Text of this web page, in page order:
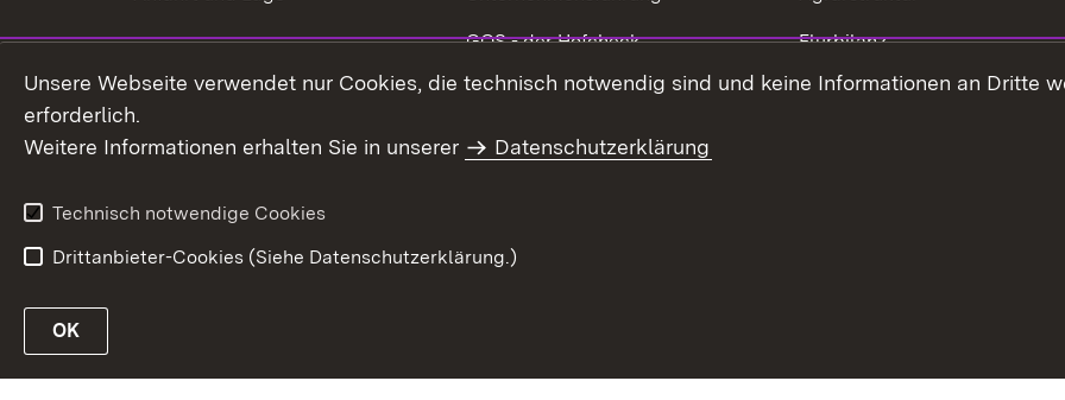
GQS - der Hofcheck
Ökonomik der Betriebszweige
Energieeffizienz
Flurbilanz
Kulturlandschaft
Unsere Webseite verwendet nur Cookies, die technisch notwendig sind und keine Informationen an Dritte
erforderlich.
Weitere Informationen erhalten Sie in unserer
Datenschutzerklärung
Technisch notwendige Cookies
Drittanbieter-Cookies (Siehe Datenschutzerklärung.)
OK